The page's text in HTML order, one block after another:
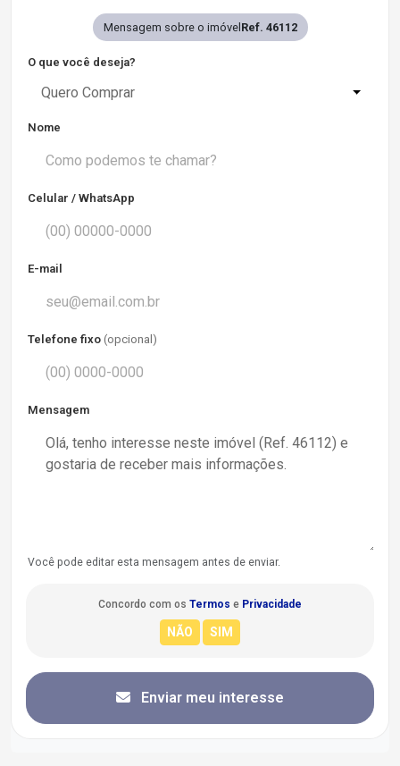
Mensagem sobre o imóvel Ref. 46112
O que você deseja?
Quero Comprar
Nome
Celular / WhatsApp
E-mail
Telefone fixo (opcional)
Mensagem
Você pode editar esta mensagem antes de enviar.
Concordo com os Termos e Privacidade
Enviar meu interesse